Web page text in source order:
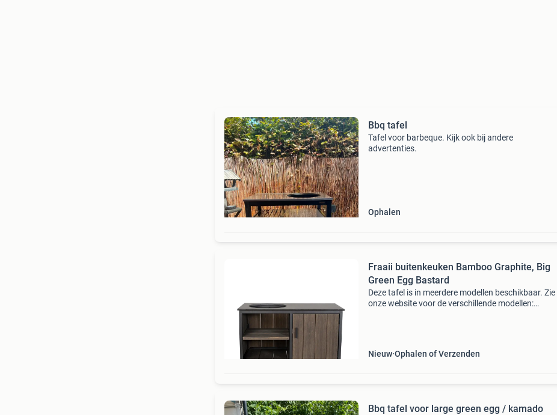
Bbq tafel
Tafel voor barbeque. Kijk ook bij andere
advertenties.
Ophalen
Fraaii buitenkeuken Bamboo Graphite, Big
Green Egg Bastard
Deze tafel is in meerdere modellen beschikbaar. Zie
onze website voor de verschillende modellen:
Nieuw Ophalen of Verzenden
Bbq tafel voor large green egg / kamado